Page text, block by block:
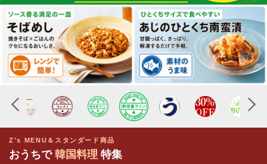
Z's MENU＆スタンダード商品
おうちで 韓国料理 特集